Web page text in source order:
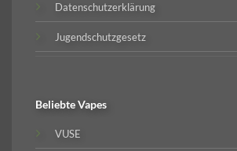
Datenschutzerklärung
Jugendschutzgesetz
BeliebteVapes
VUSE